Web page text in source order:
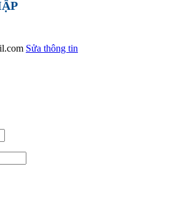
Sửa thông tin